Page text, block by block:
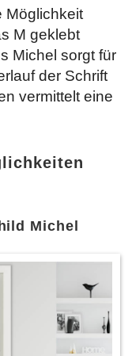
Möglichkeit
M geklebt
Michel sorgt für
der Schrift
vermittelt eine
Michel